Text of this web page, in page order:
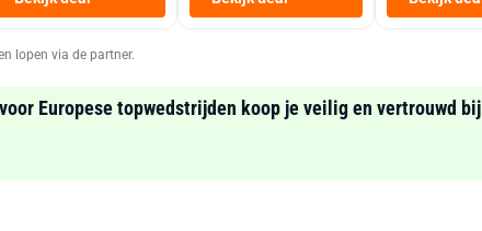
Zwart
lopen via de partner.
Europese topwedstrijden koop je veilig en vertrouwd bij